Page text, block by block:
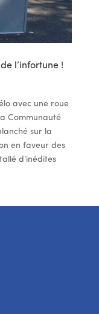
l’infortune !
avec une roue
Communauté
sur la
en faveur des
d’inédites